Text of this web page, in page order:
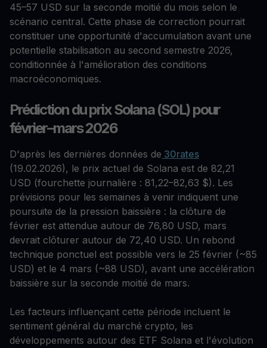
45–57 USD sur la seconde moitié du mois selon le
scénario central. Cette phase de correction pourrait
constituer une opportunité d'accumulation avant une
potentielle stabilisation au second semestre 2026,
conditionnée à l'amélioration des conditions
macroéconomiques.
Prédiction du prix Solana (SOL) pour
février–mars 2026
D'après les dernières données de 30rates
(19.02.2026), le prix actuel de Solana est de 82,21
USD (fourchette journalière : 81,22–82,63 $). Les
prévisions pour les semaines à venir indiquent une
poursuite de la pression baissière : la clôture de
février est attendue autour de 76,80 USD, mars
devrait clôturer autour de 72,40 USD. Un rebond
technique ponctuel est possible vers le 25 février (~85
USD) et le 4 mars (~88 USD), avant une accélération
baissière sur la seconde moitié de mars.
Les facteurs influençant cette période incluent le
sentiment général du marché crypto, les
développements autour des ETF Solana et l'évolution